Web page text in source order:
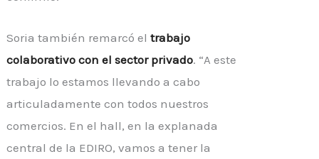
Soria también remarcó eltrabajo
colaborativo con el sector privado. “A este
trabajo lo estamos llevando a cabo
articuladamente con todos nuestros
comercios. En el hall, en la explanada
central de la EDIRO, vamos a tener la